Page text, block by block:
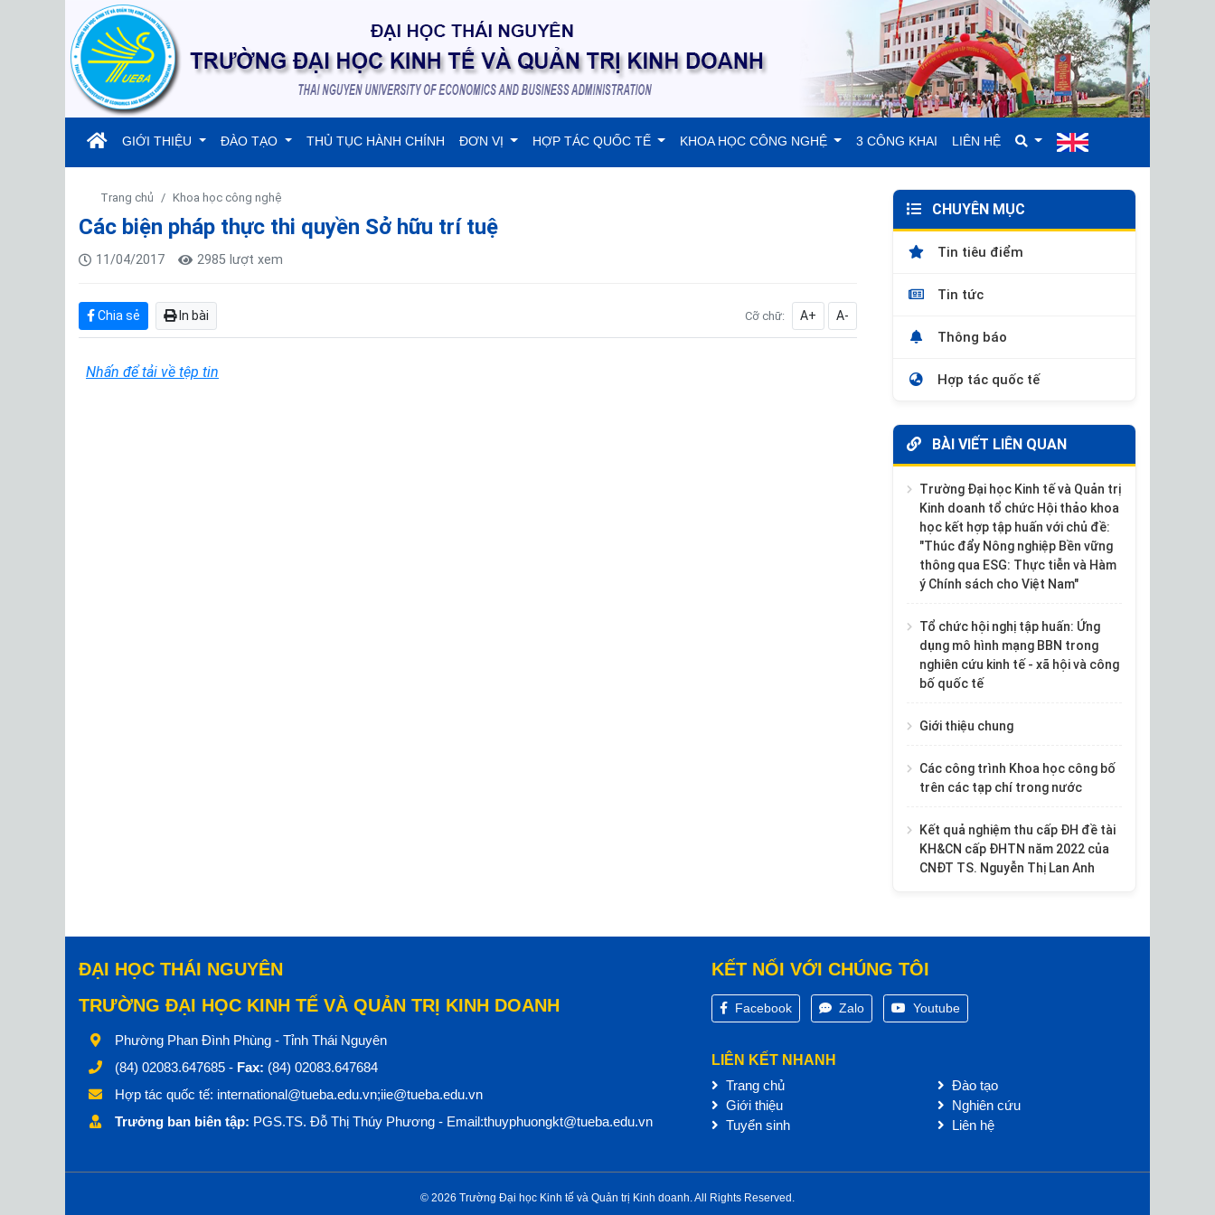
(current)
GIỚI THIỆU ĐÀO TẠO THỦ TỤC HÀNH CHÍNH ĐƠN VỊ HỢP TÁC QUỐC TẾ KHOA HỌC CÔNG NGHỆ 3 CÔNG KHAI LIÊN HỆ
Trang chủ Khoa học công nghệ
Các biện pháp thực thi quyền Sở hữu trí tuệ
11/04/2017 2985 lượt xem
Chia sẻ In bài Cỡ chữ: A+ A-
Nhấn để tải về tệp tin
CHUYÊN MỤC
Tin tiêu điểm
Tin tức
Thông báo
Hợp tác quốc tế
BÀI VIẾT LIÊN QUAN
Trường Đại học Kinh tế và Quản trị
Kinh doanh tổ chức Hội thảo khoa
học kết hợp tập huấn với chủ đề:
"Thúc đẩy Nông nghiệp Bền vững
thông qua ESG: Thực tiễn và Hàm
ý Chính sách cho Việt Nam"
Tổ chức hội nghị tập huấn: Ứng
dụng mô hình mạng BBN trong
nghiên cứu kinh tế - xã hội và công
bố quốc tế
Giới thiệu chung
Các công trình Khoa học công bố
trên các tạp chí trong nước
Kết quả nghiệm thu cấp ĐH đề tài
KH&CN cấp ĐHTN năm 2022 của
CNĐT TS. Nguyễn Thị Lan Anh
ĐẠI HỌC THÁI NGUYÊN
TRƯỜNG ĐẠI HỌC KINH TẾ VÀ QUẢN TRỊ KINH DOANH
Phường Phan Đình Phùng - Tỉnh Thái Nguyên
(84) 02083.647685 - Fax: (84) 02083.647684
Hợp tác quốc tế: international@tueba.edu.vn;iie@tueba.edu.vn
Trưởng ban biên tập: PGS.TS. Đỗ Thị Thúy Phương - Email:thuyphuongkt@tueba.edu.vn
KẾT NỐI VỚI CHÚNG TÔI
Facebook Zalo Youtube
LIÊN KẾT NHANH
Trang chủ
Giới thiệu
Tuyển sinh
Đào tạo
Nghiên cứu
Liên hệ
© 2026 Trường Đại học Kinh tế và Quản trị Kinh doanh. All Rights Reserved.